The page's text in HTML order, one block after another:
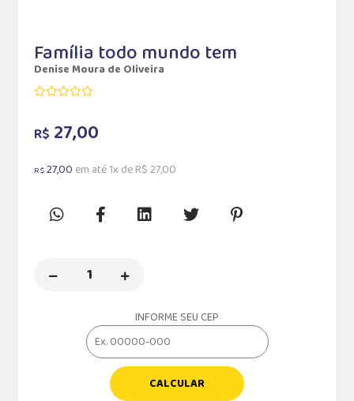
Família todo mundo tem
Denise Moura de Oliveira
R$ 27,00
R$27,00 em até 1x de R$ 27,00
INFORME SEU CEP
CALCULAR